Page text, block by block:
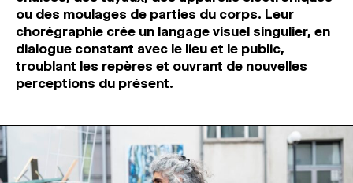
ou des moulages de parties du corps. Leur
chorégraphie crée un langage visuel singulier, en
dialogue constant avec le lieu et le public,
troublant les repères et ouvrant de nouvelles
perceptions du présent.